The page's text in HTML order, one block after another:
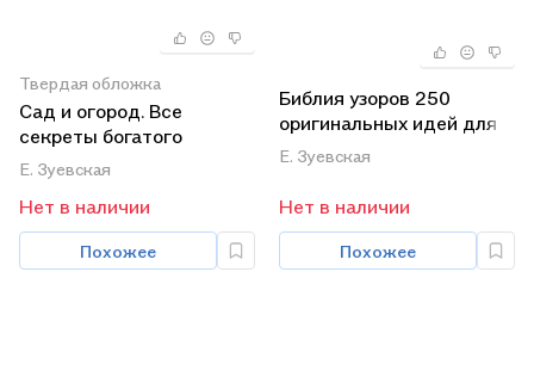
Твердая обложка
Сад и огород. Все
секреты богатого
урожая
Е. Зуевская
Нет в наличии
Похожее
Библия узоров 250
оригинальных идей для
вязания крючком
(коричневая)
Е. Зуевская
Нет в наличии
Похожее